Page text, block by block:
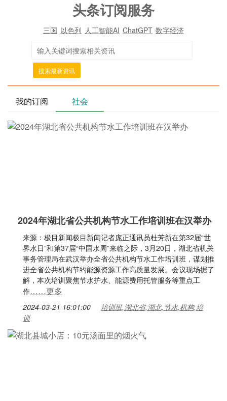
头条订阅服务
三国 以色列 人工智能AI ChatGPT 数字经济
搜索最新资讯
我的订阅 社会
2024年湖北省公共机构节水工作培训班在汉举办
来源：极目新闻极目新闻记者庞正通讯员杜芳新在第32届“世
界水日”和第37届“中国水周”来临之际，3月20日，湖北省机关
事务管理局在武汉举办全省公共机构节水工作培训班，谋划推
进全省公共机构节约能源资源工作高质量发展。会议现场据了
解，本次培训聚焦节水护水、能源费用托管服务等重点工
作……更多
2024-03-21 16:01:00
培训班,湖北省,湖北,节水,机构,培
训